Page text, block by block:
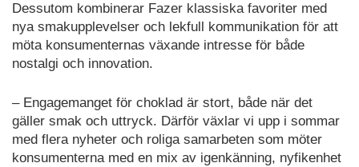
Dessutom kombinerar Fazer klassiska favoriter med
nya smakupplevelser och lekfull kommunikation för att
möta konsumenternas växande intresse för både
nostalgi och innovation.
– Engagemanget för choklad är stort, både när det
gäller smak och uttryck. Därför växlar vi upp i sommar
med flera nyheter och roliga samarbeten som möter
konsumenterna med en mix av igenkänning, nyfikenhet